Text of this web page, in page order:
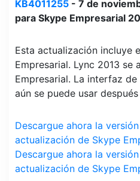
KB4011255 - 7 de
para Skype Empresarial
Esta actualización incluye
Empresarial. Lync 2013 se
Empresarial. La interfaz
aún se puede usar
Descargue ahora la
actualización de Skype
Descargue ahora la
actualización de Skype